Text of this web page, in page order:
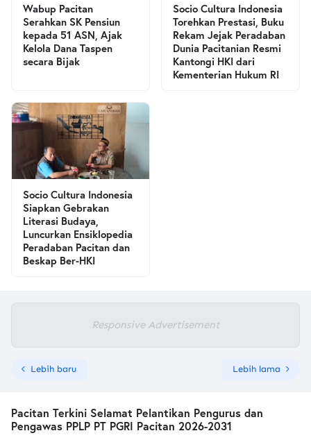
Wabup Pacitan
Serahkan SK Pensiun
kepada 51 ASN, Ajak
Kelola Dana Taspen
secara Bijak
Socio Cultura Indonesia
Torehkan Prestasi, Buku
Rekam Jejak Peradaban
Dunia Pacitanian Resmi
Kantongi HKI dari
Kementerian Hukum RI
Socio Cultura Indonesia
Siapkan Gebrakan
Literasi Budaya,
Luncurkan Ensiklopedia
Peradaban Pacitan dan
Beskap Ber-HKI
Responsive Advertisement
Lebih baru Lebih lama
Pacitan Terkini Selamat Pelantikan Pengurus dan
Pengawas PPLP PT PGRI Pacitan 2026-2031